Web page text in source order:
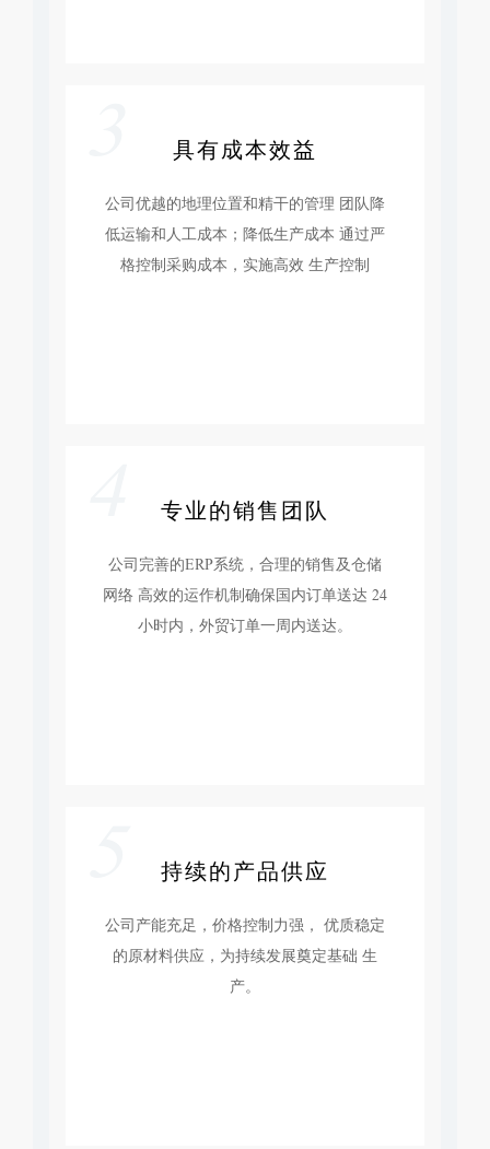
具有成本效益
公司优越的地理位置和精干的管理 团队降
低运输和人工成本；降低生产成本 通过严
格控制采购成本，实施高效 生产控制
专业的销售团队
公司完善的ERP系统，合理的销售及仓储
网络 高效的运作机制确保国内订单送达 24
小时内，外贸订单一周内送达。
持续的产品供应
公司产能充足，价格控制力强， 优质稳定
的原材料供应，为持续发展奠定基础 生
产。